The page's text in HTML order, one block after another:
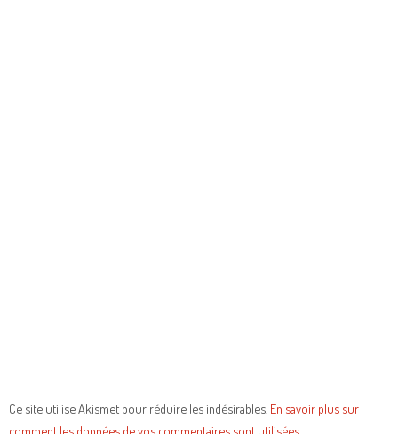
Ce site utilise Akismet pour réduire les indésirables. En savoir plus sur
comment les données de vos commentaires sont utilisées